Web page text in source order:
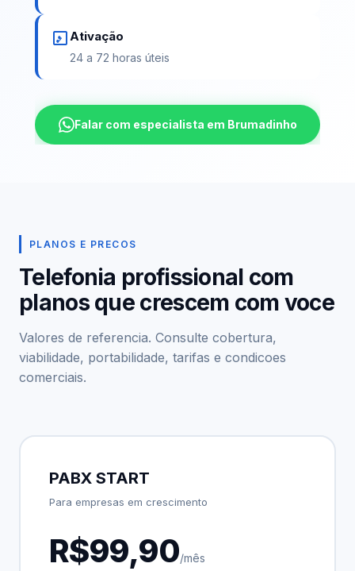
Ativação
24 a 72 horas úteis
Falar com especialista em Brumadinho
PLANOS E PRECOS
Telefonia profissional com
planos que crescem com voce
Valores de referencia. Consulte cobertura,
viabilidade, portabilidade, tarifas e condicoes
comerciais.
PABX START
Para empresas em crescimento
R$99,90/mês